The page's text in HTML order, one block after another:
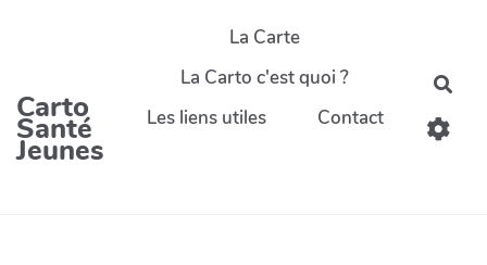
Carto
Santé
Jeunes
La Carte
La Carto c'est quoi ?
Les liens utiles
Contact